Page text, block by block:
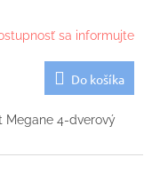
sa informujte
Do košíka
Megane 4-dverový